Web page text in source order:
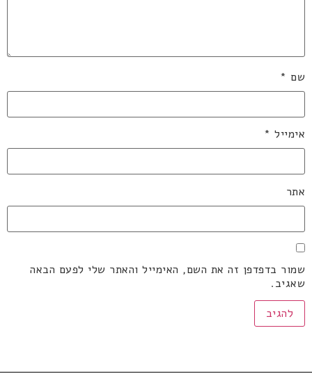
שם *
אימייל *
אתר
שמור בדפדפן זה את השם, האימייל והאתר שלי לפעם הבאה
שאגיב.